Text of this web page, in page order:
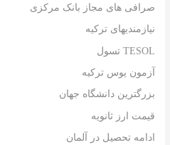
صرافی های مجاز بانک مرکزی
نیازمندیهای ترکیه
TESOL تسول
آزمون یوس ترکیه
بزرگترین دانشگاه جهان
قیمت ارز ثانویه
ادامه تحصیل در آلمان